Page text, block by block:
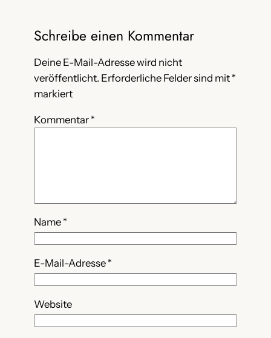
Schreibe einen Kommentar
Deine E-Mail-Adresse wird nicht
veröffentlicht. Erforderliche Felder sind mit *
markiert
Kommentar *
Name *
E-Mail-Adresse *
Website